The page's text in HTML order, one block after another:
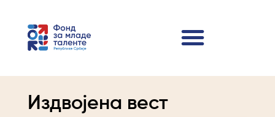
Издвојена вест